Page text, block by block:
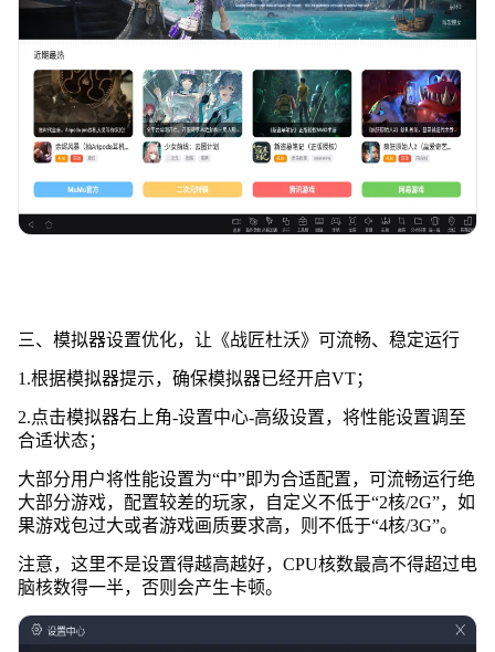
三、模拟器设置优化，让《战匠杜沃》可流畅、稳定运行
1.根据模拟器提示，确保模拟器已经开启VT；
2.点击模拟器右上角-设置中心-高级设置，将性能设置调至
合适状态；
大部分用户将性能设置为“中”即为合适配置，可流畅运行绝
大部分游戏，配置较差的玩家，自定义不低于“2核/2G”，如
果游戏包过大或者游戏画质要求高，则不低于“4核/3G”。
注意，这里不是设置得越高越好，CPU核数最高不得超过电
脑核数得一半，否则会产生卡顿。